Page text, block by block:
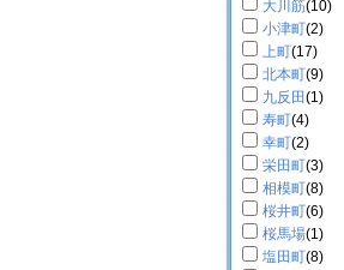
大川筋(10)
小津町(2)
上町(17)
北本町(9)
九反田(1)
寿町(4)
幸町(2)
栄田町(3)
相模町(8)
桜井町(6)
桜馬場(1)
塩田町(8)